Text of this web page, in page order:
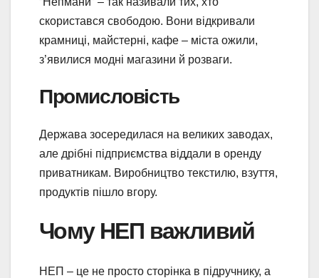
скористався свободою. Вони відкривали
крамниці, майстерні, кафе – міста ожили,
з’явилися модні магазини й розваги.
Промисловість
Держава зосередилася на великих заводах,
але дрібні підприємства віддали в оренду
приватникам. Виробництво текстилю, взуття,
продуктів пішло вгору.
Чому НЕП важливий
НЕП – це не просто сторінка в підручнику, а